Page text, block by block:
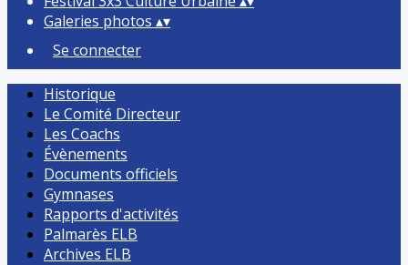
Galeries photos ▴▾
Se connecter
Historique
Le Comité Directeur
Les Coachs
Évènements
Documents officiels
Gymnases
Rapports d'activités
Palmarès ELB
Archives ELB